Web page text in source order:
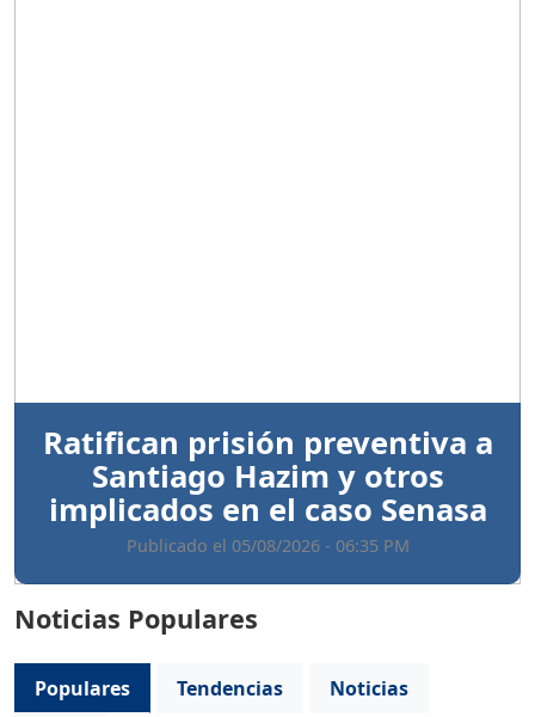
Ratifican prisión preventiva a
Santiago Hazim y otros
implicados en el caso Senasa
Publicado el 05/08/2026 - 06:35 PM
Noticias Populares
Populares Tendencias
Noticias